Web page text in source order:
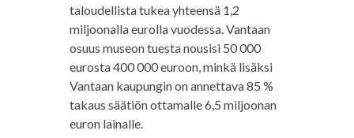
taloudellista tukea yhteensä 1,2
miljoonalla eurolla vuodessa. Vantaan
osuus museon tuesta nousisi 50 000
eurosta 400 000 euroon, minkä lisäksi
Vantaan kaupungin on annettava 85 %
takaus säätiön ottamalle 6,5 miljoonan
euron lainalle.